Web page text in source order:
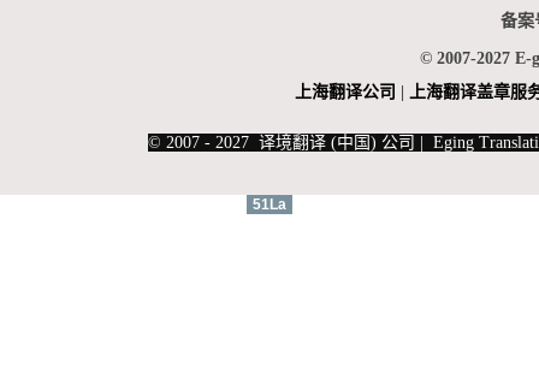
备案
© 2007-2027 E-
上海翻译公司 上海翻译盖章服
© 2007 - 2027 译境翻译 (中国) 公司 | Eging
51La